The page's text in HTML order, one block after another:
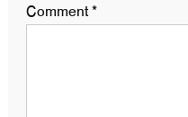
Comment*